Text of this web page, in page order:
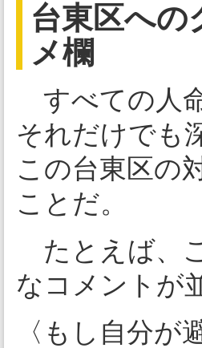
台東区への
メ欄
すべての人
それだけでも
この台東区の
ことだ。
たとえば、
なコメントが
〈もし自分